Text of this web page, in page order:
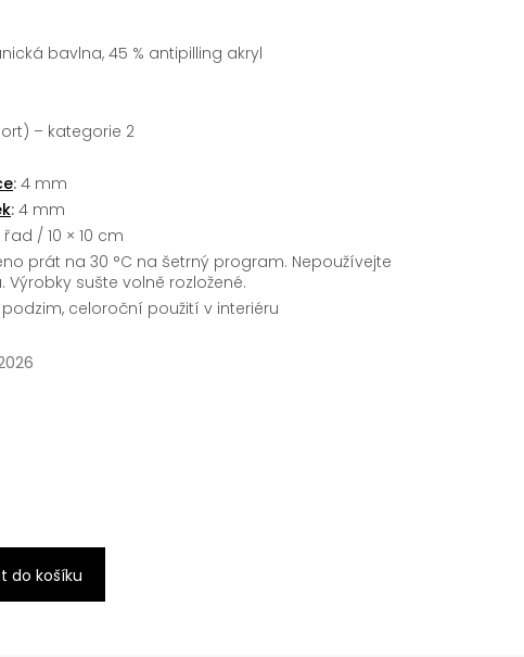
do košíku
bavlna, 45 % antipilling akryl
– kategorie 2
: 4 mm
: 4 mm
/ 10 × 10 cm
prát na 30 °C na šetrný program. Nepoužívejte
Výrobky sušte volně rozložené.
podzim, celoroční použití v interiéru